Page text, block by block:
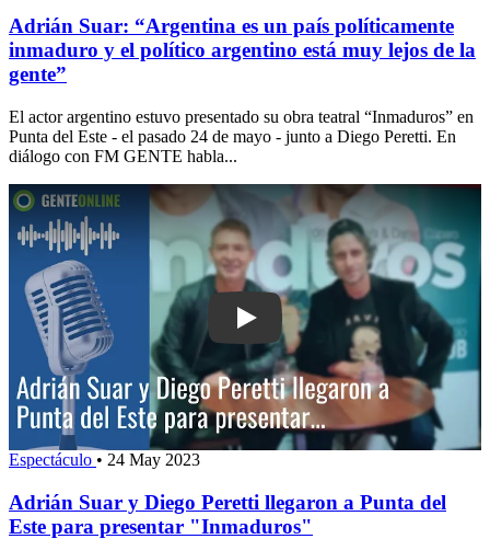
Adrián Suar: “Argentina es un país políticamente
inmaduro y el político argentino está muy lejos de la
gente”
El actor argentino estuvo presentado su obra teatral “Inmaduros” en
Punta del Este - el pasado 24 de mayo - junto a Diego Peretti. En
diálogo con FM GENTE habla...
Play: Adrián Suar y Diego Peretti
Espectáculo • 24 May 2023
Adrián Suar y Diego Peretti llegaron a Punta del
Este para presentar "Inmaduros"